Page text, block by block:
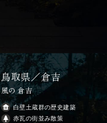
鳥取県／倉吉
風の 倉吉
白壁土蔵群の歴史建築
赤瓦の街並み散策